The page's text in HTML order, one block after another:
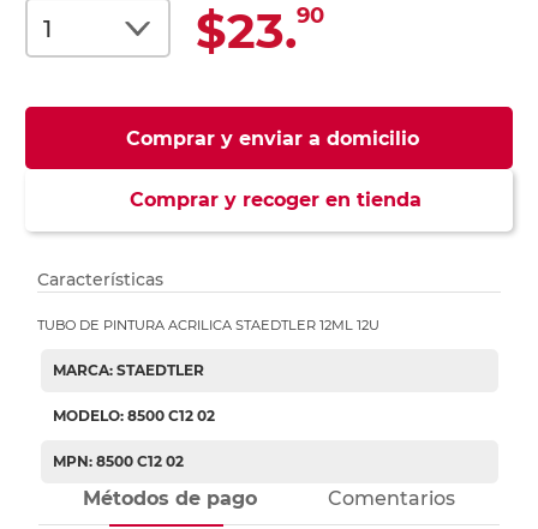
$23.90
Comprar y enviar a domicilio
Comprar y recoger en tienda
Características
TUBO DE PINTURA ACRILICA STAEDTLER 12ML 12U
MARCA: STAEDTLER
MODELO: 8500 C12 02
MPN: 8500 C12 02
Métodos de pago Comentarios